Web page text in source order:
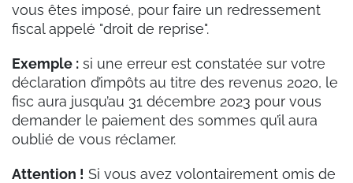
vous êtes imposé, pour faire un redressement
fiscal appelé "droit de reprise".
Exemple : si une erreur est constatée sur votre
déclaration d’impôts au titre des revenus 2020, le
fisc aura jusqu’au 31 décembre 2023 pour vous
demander le paiement des sommes qu’il aura
oublié de vous réclamer.
Attention ! Si vous avez volontairement omis de